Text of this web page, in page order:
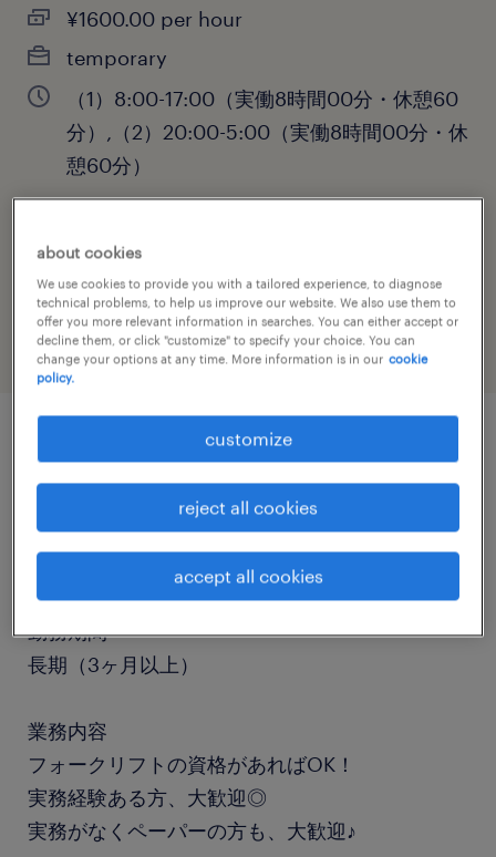
¥1600.00 per hour
temporary
（1）8:00-17:00（実働8時間00分・休憩60
分）,（2）20:00-5:00（実働8時間00分・休
憩60分）
job category
warehousing & distribution
job details
職種
勤務期間
長期（3ヶ月以上）
業務内容
フォークリフトの資格があればOK！
実務経験ある方、大歓迎◎
実務がなくペーパーの方も、大歓迎♪
about cookies
We use cookies to provide you with a tailored experience, to diagnose
technical problems, to help us improve our website. We also use them to
offer you more relevant information in searches. You can either accept or
decline them, or click "customize" to specify your choice. You can
change your options at any time. More information is in our cookie
policy.
customize
reject all cookies
accept all cookies